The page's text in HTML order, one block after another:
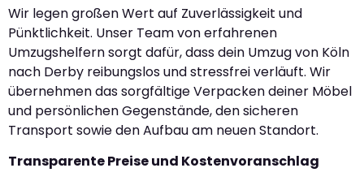
Wir legen großen Wert auf Zuverlässigkeit und
Pünktlichkeit. Unser Team von erfahrenen
Umzugshelfern sorgt dafür, dass dein Umzug von Köln
nach Derby reibungslos und stressfrei verläuft. Wir
übernehmen das sorgfältige Verpacken deiner Möbel
und persönlichen Gegenstände, den sicheren
Transport sowie den Aufbau am neuen Standort.
Transparente Preise und Kostenvoranschlag